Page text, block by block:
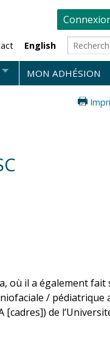
English
MON ADHÉSION
où il a également fait
/ pédiatrique
de